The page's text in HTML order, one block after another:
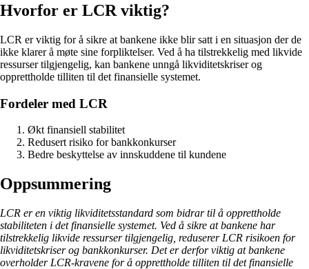
Hvorfor er LCR viktig?
LCR er viktig for å sikre at bankene ikke blir satt i en situasjon der de
ikke klarer å møte sine forpliktelser. Ved å ha tilstrekkelig med likvide
ressurser tilgjengelig, kan bankene unngå likviditetskriser og
opprettholde tilliten til det finansielle systemet.
Fordeler med LCR
Økt finansiell stabilitet
Redusert risiko for bankkonkurser
Bedre beskyttelse av innskuddene til kundene
Oppsummering
LCR er en viktig likviditetsstandard som bidrar til å opprettholde
stabiliteten i det finansielle systemet. Ved å sikre at bankene har
tilstrekkelig likvide ressurser tilgjengelig, reduserer LCR risikoen for
likviditetskriser og bankkonkurser. Det er derfor viktig at bankene
overholder LCR-kravene for å opprettholde tilliten til det finansielle